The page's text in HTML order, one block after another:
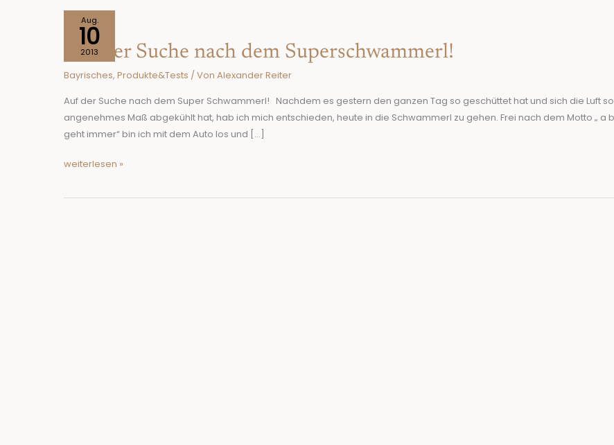
Aug.
10
2013
Auf der Suche nach dem Superschwammerl!
Bayrisches, Produkte&Tests / Von Alexander Reiter
Auf der Suche nach dem Super Schwammerl! Nachdem es gestern den ganzen Tag so geschüttet hat und sich die Luft
angenehmes Maß abgekühlt hat, hab ich mich entschieden, heute in die Schwammerl zu gehen. Frei nach dem Motto „ a
geht immer“ bin ich mit dem Auto los und […]
Suche
dem
Superschwammerl!
weiterlesen »